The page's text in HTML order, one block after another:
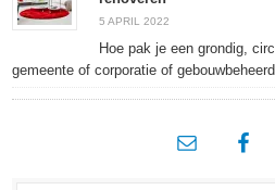
5 APRIL 2022
Hoe pak je een grondig,
gemeente of corporatie of